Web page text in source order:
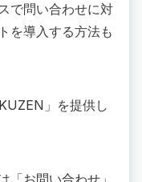
で問い合わせに対
を導入する方法も
KUZEN 」を提供し